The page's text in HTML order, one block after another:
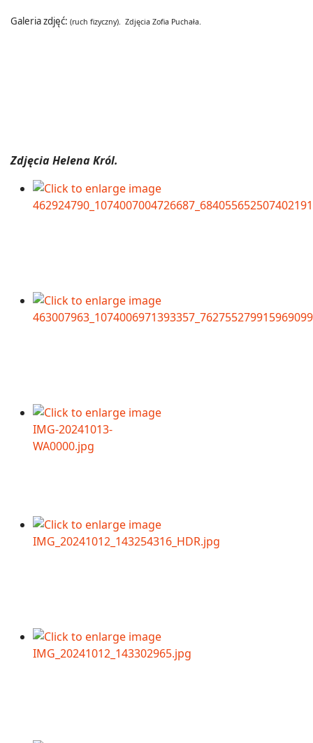
Galeria zdjęć: (ruch fizyczny). Zdjęcia Zofia Puchała.
Zdjęcia Helena Król.